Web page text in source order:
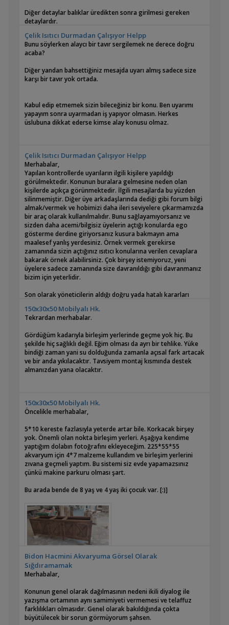
Diğer detaylar balıklar üredikten sonra girilmesi gereken
detaylardır.
Mesela üreme gerçekleştikten sonra sıkıntılı yavrular ortaya
çıkar yada türün saflığından endişe duyulur o zaman kan
değişimi gibi yada üst soy girişi gibi uygulamalara gidilebilir.
Konuyu bilimsel boyuta taşımak yersiz bir durum
Saygılar,
Çelik Isıtıcı Durmadan Çalışıyor Helpp
Bunu söylerken alaycı bir tavır sergilemek ne derece doğru
acaba?
Diğer yandan bahsettiğiniz mesajda uyarı almış sadece size
karşı bir tavır yok ortada.
Kabul edip etmemek sizin bileceğiniz bir konu. Ben uyarımı
yapayım sonra uyarmadan iş yapıyor olmasın. Herkes
üslubuna dikkat ederse kimse alay konusu olmaz.
Çelik Isıtıcı Durmadan Çalışıyor Helpp
Merhabalar,
Yapılan kontrollerde uyarıların ilgili kişilere yapıldığı
görülmektedir. Konunun buralara gelmesine neden olan
kişilerde açıkça görünmektedir. İlgili mesajlarda bu yüzden
silinmemiştir. Diğer üye arkadaşlarında dediği gibi forum bilgi
almak/vermek ve hobimizi daha ileri seviyelere çıkarmamızda
bir araç olarak kullanılmalıdır. Bunu sağlayamıyorsanız ve
sizden daha acemi/bilgisiz üyelerin açtığı konularda ego
gösterme derdine giriyorsanız kusura bakmayın ama
maalesef yanlış yerdesiniz. Örnek vermek gerekirse
zamanında sizin açtığınız ısıtıcı konularına verilen cevaplara
bakarak örnek alabilirsiniz. Çok birşey istemiyoruz, yeni
üyelere sadece zamanında size davranıldığı gibi davranmanız
bizim için yeterlidir.
Son olarak yöneticilerin aldığı doğru yada hatalı kararları
düşünceniz yönetime mesaj kısmından bildirirseniz konuyu
inceler ve durum hakkında bilgi verebiliriz fakat bunun
ederseniz seviniriz.
Saygılar,
150x30x50 Mobilyalı Hk.
Tekrardan merhabalar.
Gördüğüm kadarıyla birleşim yerlerinde geçme yok hiç. Bu
şekilde hiç sağlıklı değil. Eğim olması da ayrı bir tehlike. Yüke
bindiği zaman yani su dolduğunda zamanla açısal fark artacak
ve bir anda yıkılacaktır. Tavsiyem montaj kısmında destek
almanızdan yana olacaktır.
150x30x50 Mobilyalı Hk.
Öncelikle merhabalar,
5*10 kereste fazlasıyla yeterde artar bile. Korkacak birşey
yok. Önemli olan nokta birleşim yerleri. Aşağıya kendime
yaptığım dolabın fotoğrafını ekleyeceğim. 225*55*55
akvaryum için 4*7 malzeme kullandım ve birleşim yerlerini
zıvana geçmeli yaptım. Bu sistemi siz evde yapamazsınız
çünkü makine parkuru olması şart.
Bu arada bende de 8 yaş ve 4 yaş iki çocuk var. [:)]
Bidon Hacmini Akvaryuma Görsel Olarak
Sığdıramamak
Merhabalar,
Konunun genel olarak dağılmasının nedeni ikili diyalog ile
yazışma ortamının aynı samimiyeti vermemesi ve telaffuz
farklılıkları olmasıdır. Genel olarak bakıldığında çokta
büyütülecek bir sorun görmüyorum şahsen.